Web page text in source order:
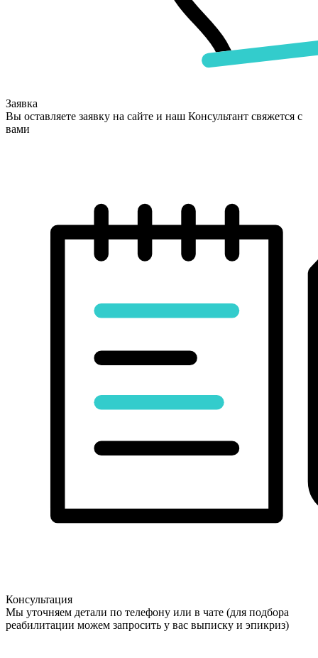
Заявка
Вы оставляете заявку на сайте и наш Консультант свяжется с
вами
Консультация
Мы уточняем детали по телефону или в чате (для подбора
реабилитации можем запросить у вас выписку и эпикриз)